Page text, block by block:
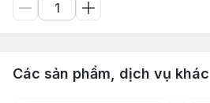
Các sản phẩm, dịch vụ khác